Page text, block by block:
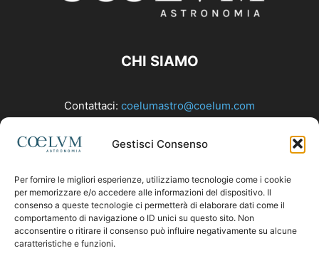
Gestisci Consenso
Per fornire le migliori esperienze, utilizziamo tecnologie come i cookie
per memorizzare e/o accedere alle informazioni del dispositivo. Il
consenso a queste tecnologie ci permetterà di elaborare dati come il
comportamento di navigazione o ID unici su questo sito. Non
acconsentire o ritirare il consenso può influire negativamente su alcune
caratteristiche e funzioni.
CHI SIAMO
Contattaci: coelumastro@coelum.com
SEGUICI